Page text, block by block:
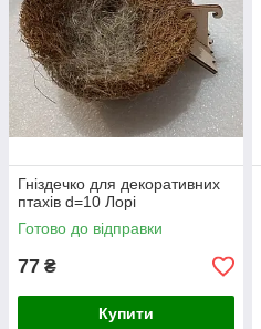
Гніздечко для декоративних
птахів d=10 Лорі
Готово до відправки
77 ₴
Купити